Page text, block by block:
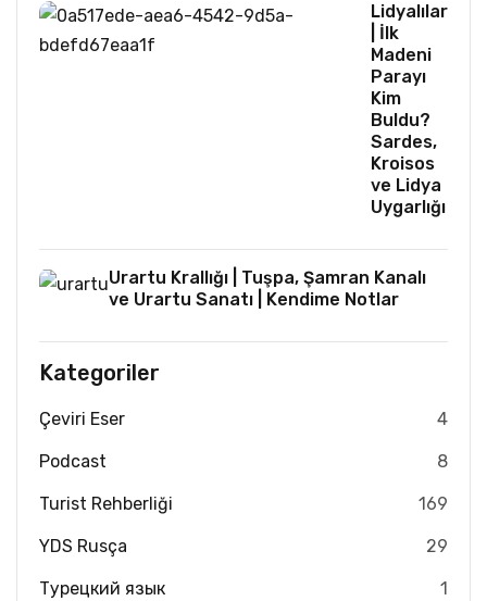
Lidyalılar
| İlk
Madeni
Parayı
Kim
Buldu?
Sardes,
Kroisos
ve Lidya
Uygarlığı
Urartu Krallığı | Tuşpa, Şamran Kanalı
ve Urartu Sanatı | Kendime Notlar
Kategoriler
Çeviri Eser 4
Podcast 8
Turist Rehberliği 169
YDS Rusça 29
Турецкий язык 1